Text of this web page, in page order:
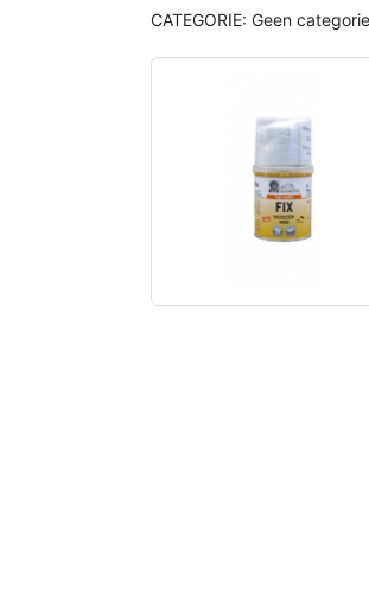
CATEGORIE: Geen categorie